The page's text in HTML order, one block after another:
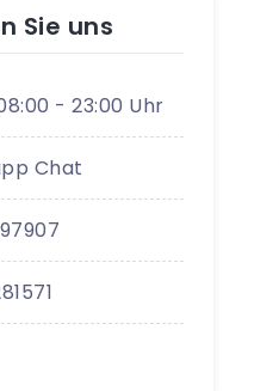
Sie uns
- 23:00 Uhr
Chat